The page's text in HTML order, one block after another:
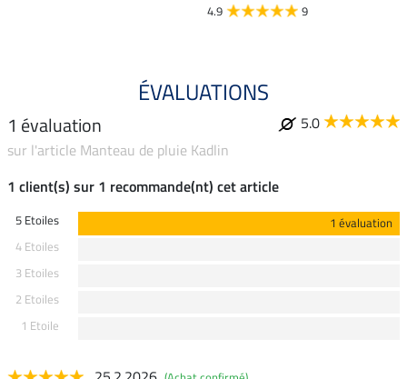
4.9 9
ÉVALUATIONS
1 évaluation
5.0
sur l'article Manteau de pluie Kadlin
1 client(s) sur 1 recommande(nt) cet article
5 Etoiles
1 évaluation
4 Etoiles
3 Etoiles
2 Etoiles
1 Etoile